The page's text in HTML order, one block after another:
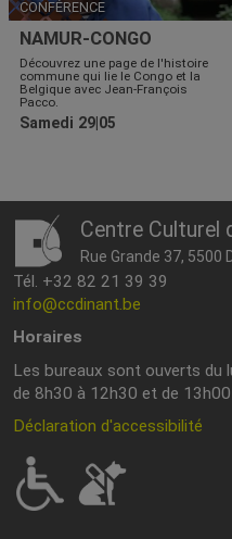
CONFÉRENCE
NAMUR-CONGO
Découvrez une page de l'histoire
commune qui lie le Congo et la
Belgique avec Jean-François
Pacco.
Samedi 29|05
Centre Culturel
Rue Grande 37, 5500
Tél. +32 82 21 39 39
info@ccdinant.be
Horaires
Les bureaux sont ouverts du
de 8h30 à 12h30 et de
Déclaration d'accessibilité